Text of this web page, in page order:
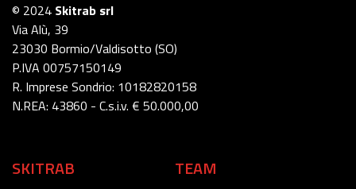
© 2024 Skitrab srl
Via Alù, 39
23030 Bormio/Valdisotto (SO)
P.IVA 00757150149
R. Imprese Sondrio: 10182820158
N.REA: 43860 - C.s.i.v. € 50.000,00
SKITRAB TEAM